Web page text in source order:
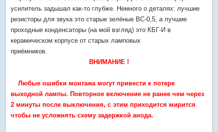
усилитель задышал как-то глубже. Немного о деталях: лучшие
резисторы для звука это старые зелёные ВС-0,5, а лучшие
проходные конденсаторы (на мой взгляд) это КБГ-И в
керамическом корпусе от старых ламповых
приёмников.
ВНИМАНИЕ !
Любые ошибки монтажа могут привести к потере
выходной лампы. Повторное включение не ранее чем через
2 минуты после выключения, с этим приходится мирится
чтобы не усложнять схему задержкой анода.